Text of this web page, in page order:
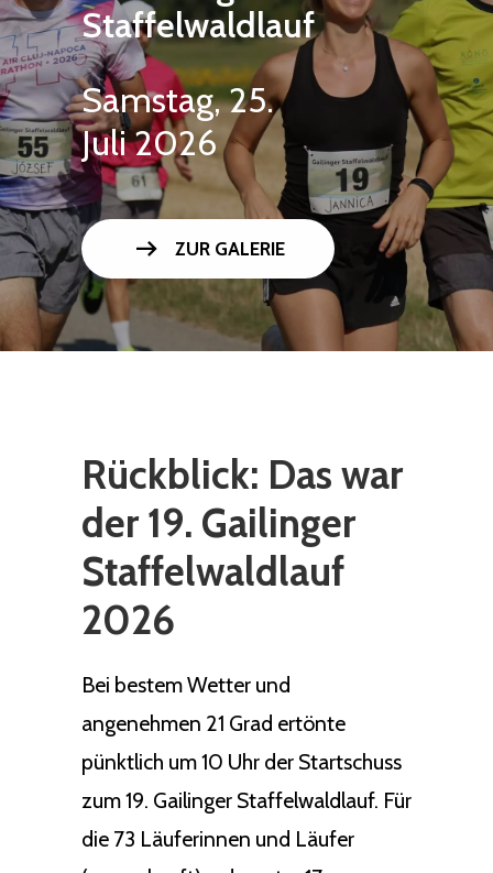
Staffelwaldlauf
Samstag, 25.
Juli 2026
arrow_right_alt ZUR GALERIE
Rückblick: Das war
der 19. Gailinger
Staffelwaldlauf
2026
Bei bestem Wetter und
angenehmen 21 Grad ertönte
pünktlich um 10 Uhr der Startschuss
zum 19. Gailinger Staffelwaldlauf. Für
die 73 Läuferinnen und Läufer